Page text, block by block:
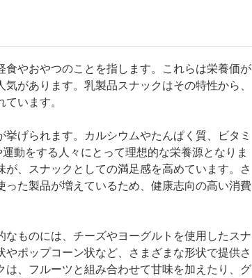
やおやつのことを指します。これらは栄養価が
があります。乳製品スナックはその特性から、
います。
げられます。カルシウムやたんぱく質、ビタミ
動をする人々にとって理想的な栄養源となりま
、スナックとしての満足感を高めています。さ
た製品が増えているため、健康志向の高い消費
ものには、チーズやヨーグルトを使用したスナ
ポップコーン状など、さまざまな形状で提供さ
、フルーツと組み合わせて甘味を加えたり、グ